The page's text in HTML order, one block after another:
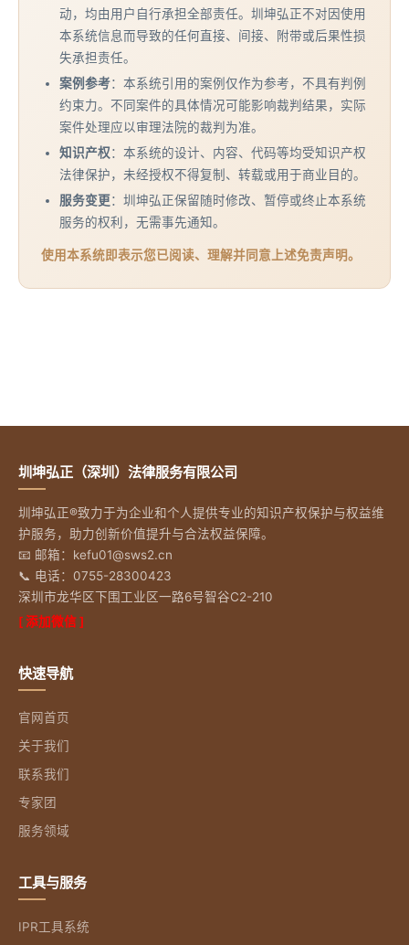
动，均由用户自行承担全部责任。圳坤弘正不对因使用
本系统信息而导致的任何直接、间接、附带或后果性损
失承担责任。
案例参考：本系统引用的案例仅作为参考，不具有判例
约束力。不同案件的具体情况可能影响裁判结果，实际
案件处理应以审理法院的裁判为准。
知识产权：本系统的设计、内容、代码等均受知识产权
法律保护，未经授权不得复制、转载或用于商业目的。
服务变更：圳坤弘正保留随时修改、暂停或终止本系统
服务的权利，无需事先通知。
使用本系统即表示您已阅读、理解并同意上述免责声明。
圳坤弘正（深圳）法律服务有限公司
圳坤弘正®致力于为企业和个人提供专业的知识产权保护与权益维
护服务，助力创新价值提升与合法权益保障。
📧 邮箱：kefu01@sws2.cn
📞 电话：0755-28300423
深圳市龙华区下围工业区一路6号智谷C2-210
[ 添加微信 ]
快速导航
官网首页
关于我们
联系我们
专家团
服务领域
工具与服务
IPR工具系统